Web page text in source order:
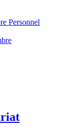
Personnel